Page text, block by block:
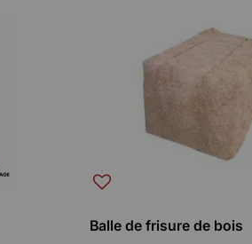
Balle de frisure de bois